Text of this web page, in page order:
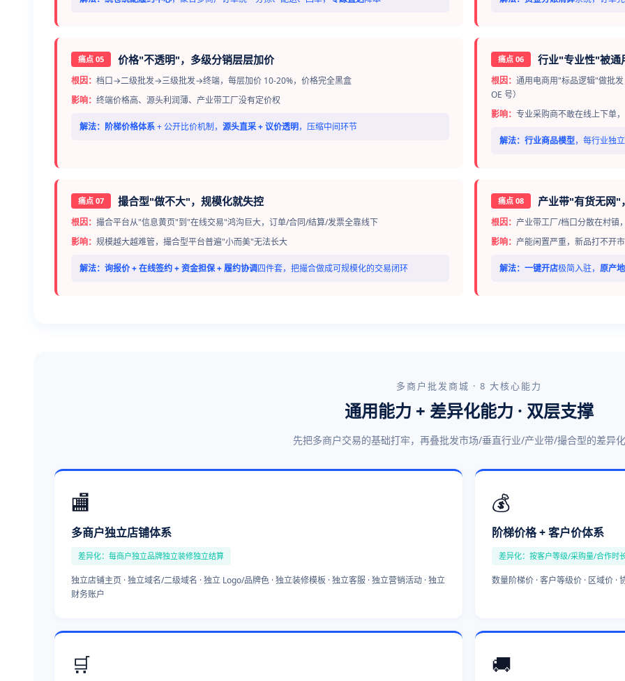
痛点 05 价格"不透明"，多级分销层层加价
根因： 档口→二级批发→三级批发→终端，每层加价 10-20%，价格完全黑盒
影响： 终端价格高、源头利润薄、产业带工厂没有定价权
解法： 阶梯价格体系+ 公开比价机制， 源头直采 + 议价透明，压缩中间环节
痛点 06 行业"专业性"被通
根因： 通用电商用"标品逻辑"做批
OE 号）
影响： 专业采购商不敢在线上下单
解法： 行业商品模型，每行业独
痛点 07 撮合型"做不大"，规模化就失控
根因： 撮合平台从"信息黄页"到"在线交易"鸿沟巨大，订单/合同/结算/发票全靠线下
影响： 规模越大越难管，撮合型平台普遍"小而美"无法长大
解法： 询报价 + 在线签约 + 资金担保 + 履约协调四件套，把撮合做成可规模化的交易闭环
痛点 08 产业带"有货无网"
根因： 产业带工厂/档口分散在村镇
影响： 产能闲置严重，新品打不开
解法： 一键开店极简入驻， 原产
多商户批发商城 · 8 大核心能力
通用能力 + 差异化能力 · 双层支撑
先把多商户交易的基础打牢，再叠批发市场/垂直行业/产业带/撮合型的差异
🏬
多商户独立店铺体系
差异化：每商户独立品牌独立装修独立结算
独立店铺主页 · 独立域名/二级域名 · 独立 Logo/品牌色 · 独立装修模板 · 独立客服 · 独立营销活动 · 独立
财务账户
💰
阶梯价格 + 客户价体系
差异化：按客户等级/采购量/合作时
数量阶梯价 · 客户等级价 · 区域价 ·
🛒 🚚